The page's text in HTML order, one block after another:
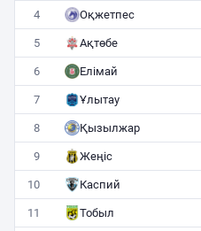
4 Оқжетпес
5 Ақтөбе
6 Елімай
7 Ұлытау
8 Қызылжар
9 Жеңіс
10 Каспий
11 Тобыл